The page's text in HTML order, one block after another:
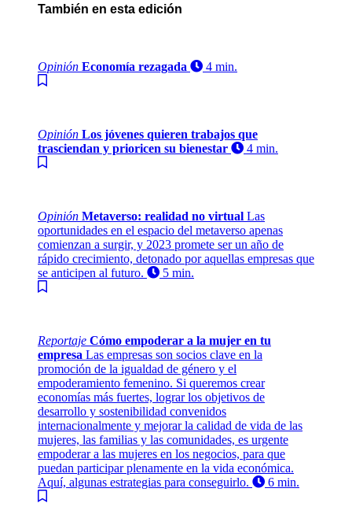
También en esta edición
Opinión Economía rezagada 4 min.
Opinión Los jóvenes quieren trabajos que
trasciendan y prioricen su bienestar
4 min.
Opinión Metaverso: realidad no virtual Las
oportunidades en el espacio del metaverso apenas
comienzan a surgir, y 2023 promete ser un año de
rápido crecimiento, detonado por aquellas empresas que
se anticipen al futuro.
5 min.
Reportaje Cómo empoderar a la mujer en tu
empresa Las empresas son socios clave en la
promoción de la igualdad de género y el
empoderamiento femenino. Si queremos crear
economías más fuertes, lograr los objetivos de
desarrollo y sostenibilidad convenidos
internacionalmente y mejorar la calidad de vida de las
mujeres, las familias y las comunidades, es urgente
empoderar a las mujeres en los negocios, para que
puedan participar plenamente en la vida económica.
Aquí, algunas estrategias para conseguirlo.
6 min.